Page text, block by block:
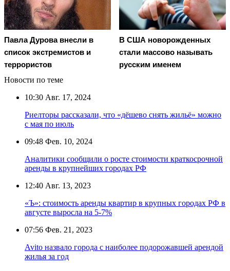
Павла Дурова внесли в
список экстремистов и
террористов
В США новорожденных
стали массово называть
русским именем
Новости по теме
10:30 Авг. 17, 2024
Риелторы рассказали, что «дёшево снять жильё» можно
с мая по июль
09:48 Фев. 10, 2024
Аналитики сообщили о росте стоимости краткосрочной
аренды в крупнейших городах РФ
12:40 Авг. 13, 2023
«Ъ»: стоимость аренды квартир в крупных городах РФ в
августе выросла на 5-7%
07:56 Фев. 21, 2023
Avito назвало города с наиболее подорожавшей арендой
жилья за год